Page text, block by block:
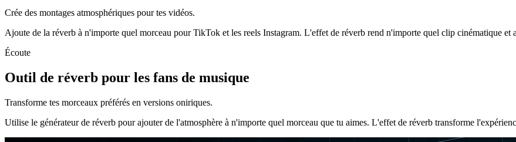
Crée des montages atmosphériques pour tes vidéos.
Ajoute de la réverb à n'importe quel morceau pour TikTok et les reels Instagram. L'effet de réverb rend n'importe quel clip cinématique et
Écoute
Outil de réverb pour les fans de musique
Transforme tes morceaux préférés en versions oniriques.
Utilise le générateur de réverb pour ajouter de l'atmosphère à n'importe quel morceau que tu aimes. L'effet de réverb transforme